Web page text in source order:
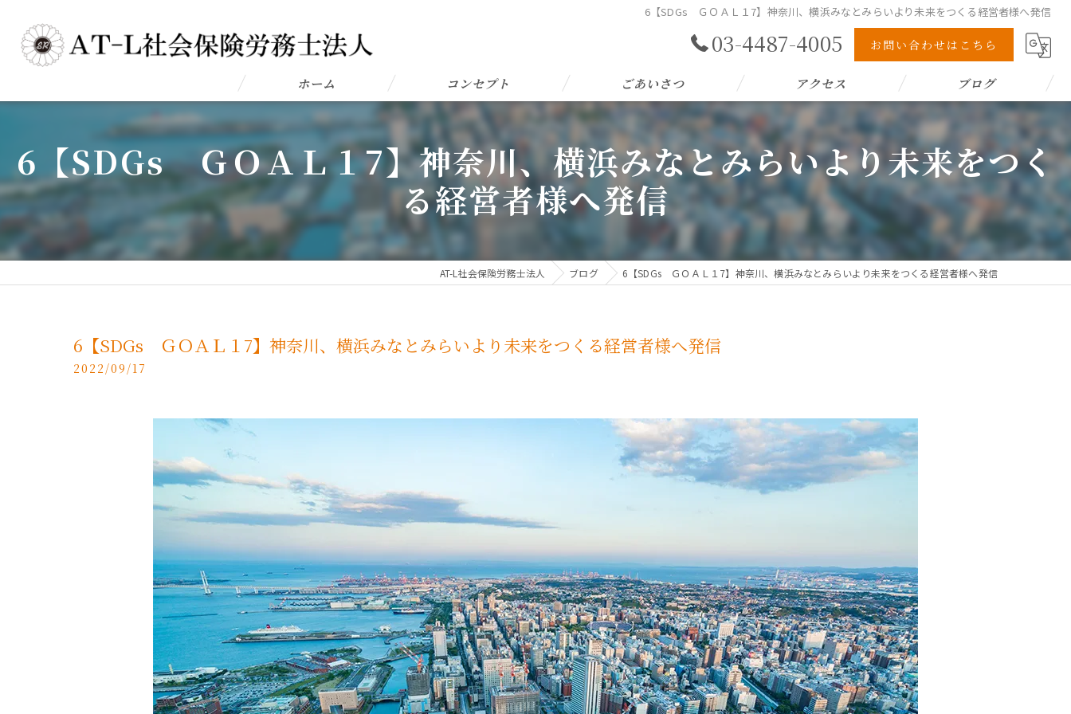
6【SDGs ＧＯＡＬ１7】神奈川、横浜みなとみらいより未来をつくる経営者様へ発信
03-4487-4005 お問い合わせはこちら
ホーム コンセプト ごあいさつ アクセス ブログ
6【SDGs ＧＯＡＬ１7】神奈川、横浜みなとみらいより未来をつく
る経営者様へ発信
AT-L社会保険労務士法人 ブログ 6【SDGs ＧＯＡＬ１7】神奈川、横浜みなとみらいより未来をつくる経営者様へ発信
6【SDGs ＧＯＡＬ１7】神奈川、横浜みなとみらいより未来をつくる経営者様へ発信
2022/09/17